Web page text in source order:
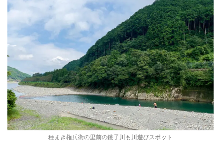
種まき権兵衛の里前の銚子川も川遊びスポット